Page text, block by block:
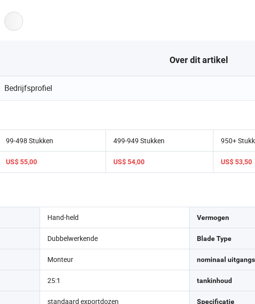
Over dit artikel
Bedrijfsprofiel
99-498 Stukken
US$ 55,00
499-949 Stukken
US$ 54,00
950+
US$ 53,50
Hand-held Vermogen
Dubbelwerkende Blade Type
Monteur nominaal
25:1 tankinhoud
standaard exportdozen Specificatie